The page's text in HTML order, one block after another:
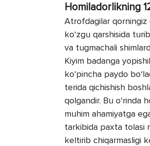
Homiladorlikning
Atrofdagilar qorningiz
ko‘zgu qarshisida
va tugmachali
Kiyim badanga
ko‘pincha paydo
terida qichishish
qolgandir. Bu o‘rinda
muhim ahamiyatga
tarkibida paxta tolasi
keltirib chiqarmasligi